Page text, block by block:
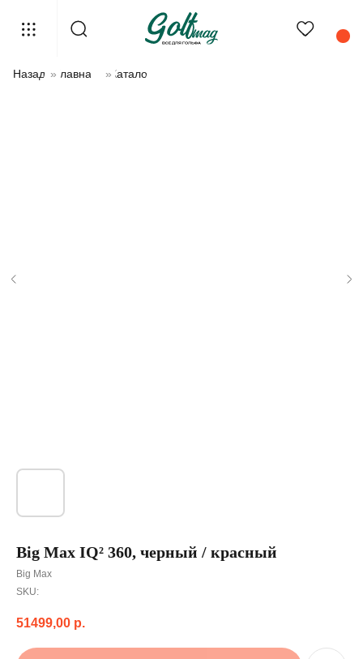
Назад »Главная »Каталог
Big Max IQ² 360, черный / красный
Big Max
SKU:
51499,00 р.